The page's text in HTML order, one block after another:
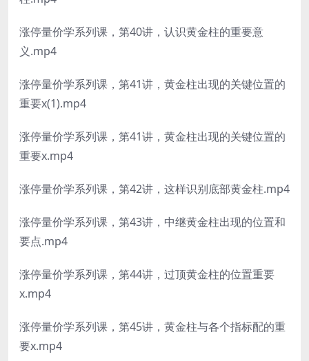
涨停量价学系列课，第40讲，认识黄金柱的重要意
义.mp4
涨停量价学系列课，第41讲，黄金柱出现的关键位置的
重要x(1).mp4
涨停量价学系列课，第41讲，黄金柱出现的关键位置的
重要x.mp4
涨停量价学系列课，第42讲，这样识别底部黄金柱.mp4
涨停量价学系列课，第43讲，中继黄金柱出现的位置和
要点.mp4
涨停量价学系列课，第44讲，过顶黄金柱的位置重要
x.mp4
涨停量价学系列课，第45讲，黄金柱与各个指标配的重
要x.mp4